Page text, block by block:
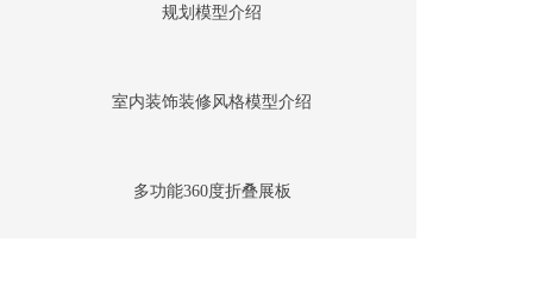
规划模型介绍
室内装饰装修风格模型介绍
多功能360度折叠展板